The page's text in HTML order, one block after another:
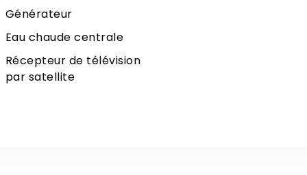
Générateur
Eau chaude centrale
Récepteur de télévision
par satellite